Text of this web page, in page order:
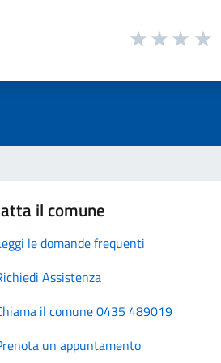
il comune
le domande frequenti
Assistenza
il comune 0435 489019
un appuntamento